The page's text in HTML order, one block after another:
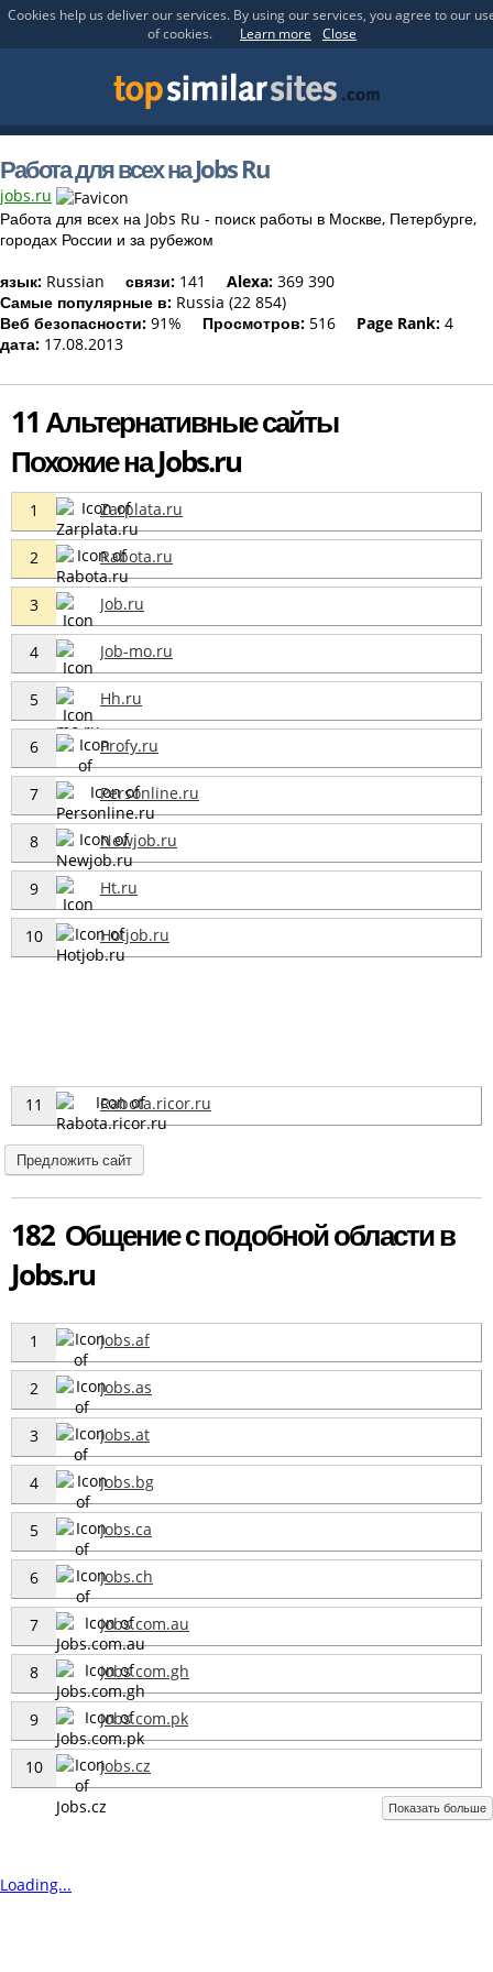
Cookies help us deliver our services. By using our services, you agree to our
of cookies.
Learn more Close
Работа для всех на Jobs Ru
jobs.ru
Работа для всех на Jobs Ru - поиск работы в Москве, Петербурге,
городах России и за рубежом
язык: Russian связи: 141 Alexa: 369 390
Самые популярные в: Russia (22 854)
Веб безопасности: 91% Просмотров: 516 Page Rank: 4
дата: 17.08.2013
11 Альтернативные сайты
Похожие на Jobs.ru
1 Zarplata.ru
2 Rabota.ru
3 Job.ru
4 Job-mo.ru
5 Hh.ru
6 Profy.ru
7 Personline.ru
8 Newjob.ru
9 Ht.ru
10 Hotjob.ru
11 Rabota.ricor.ru
Предложить сайт
182 Общение с подобной области в
Jobs.ru
1 Jobs.af
2 Jobs.as
3 Jobs.at
4 Jobs.bg
5 Jobs.ca
6 Jobs.ch
7 Jobs.com.au
8 Jobs.com.gh
9 Jobs.com.pk
10 Jobs.cz
Показать больше
Loading...